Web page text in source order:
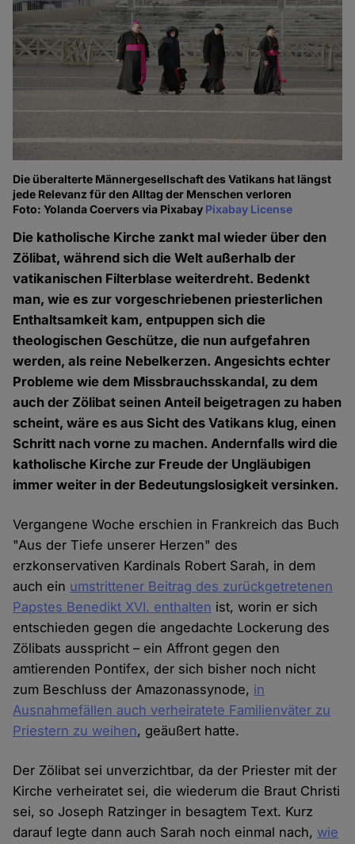
Die überalterte Männergesellschaft des Vatikans hat längst
jede Relevanz für den Alltag der Menschen verloren
Foto: Yolanda Coervers via Pixabay Pixabay License
Die katholische Kirche zankt mal wieder über den
Zölibat, während sich die Welt außerhalb der
vatikanischen Filterblase weiterdreht. Bedenkt
man, wie es zur vorgeschriebenen priesterlichen
Enthaltsamkeit kam, entpuppen sich die
theologischen Geschütze, die nun aufgefahren
werden, als reine Nebelkerzen. Angesichts echter
Probleme wie dem Missbrauchsskandal, zu dem
auch der Zölibat seinen Anteil beigetragen zu haben
scheint, wäre es aus Sicht des Vatikans klug, einen
Schritt nach vorne zu machen. Andernfalls wird die
katholische Kirche zur Freude der Ungläubigen
immer weiter in der Bedeutungslosigkeit versinken.
Vergangene Woche erschien in Frankreich das Buch
"Aus der Tiefe unserer Herzen" des
erzkonservativen Kardinals Robert Sarah, in dem
auch ein umstrittener Beitrag des zurückgetretenen
Papstes Benedikt XVI. enthalten ist, worin er sich
entschieden gegen die angedachte Lockerung des
Zölibats ausspricht – ein Affront gegen den
amtierenden Pontifex, der sich bisher noch nicht
zum Beschluss der Amazonassynode, in
Ausnahmefällen auch verheiratete Familienväter zu
Priestern zu weihen, geäußert hatte.
Der Zölibat sei unverzichtbar, da der Priester mit der
Kirche verheiratet sei, die wiederum die Braut Christi
sei, so Joseph Ratzinger in besagtem Text. Kurz
darauf legte dann auch Sarah noch einmal nach, wie